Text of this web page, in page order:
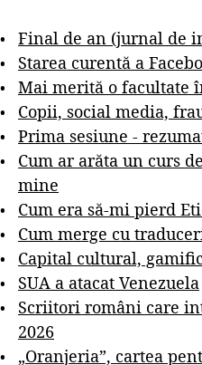
Final de an (jurnal de
Starea curentă a
Mai merită o facultate
Copii, social media,
Prima sesiune -
Cum ar arăta un curs
mine
Cum era să-mi pierd
Cum merge cu
Capital cultural,
SUA a atacat Venezuela
Scriitori români care
2026
„Oranjeria”, cartea